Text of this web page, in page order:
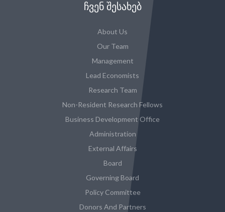
ᲩᲕᲔᲜ ᲨᲔᲡᲐᲮᲔᲑ
About Us
Our Team
Management
Lead Economists
Research Team
Non-Resident Research Fellows
Business Development Office
Administration
External Affairs
Board
Governing Board
Policy Committee
Donors And Partners